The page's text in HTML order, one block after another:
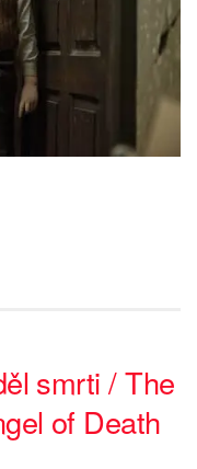
smrti / The
of Death